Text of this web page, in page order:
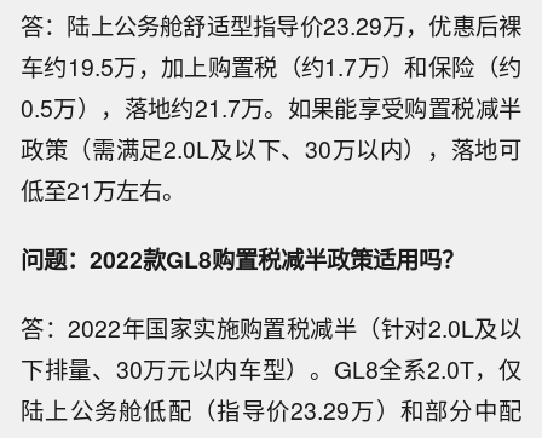
答：陆上公务舱舒适型指导价23.29万，优惠后裸
车约19.5万，加上购置税（约1.7万）和保险（约
0.5万），落地约21.7万。如果能享受购置税减半
政策（需满足2.0L及以下、30万以内），落地可
低至21万左右。
问题：2022款GL8购置税减半政策适用吗？
答：2022年国家实施购置税减半（针对2.0L及以
下排量、30万元以内车型）。GL8全系2.0T，仅
陆上公务舱低配（指导价23.29万）和部分中配